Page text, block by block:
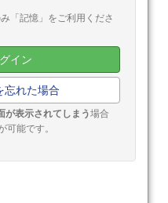
「記憶」をご利用くださ
イン
忘れた場合
が表示されてしまう場合
可能です。